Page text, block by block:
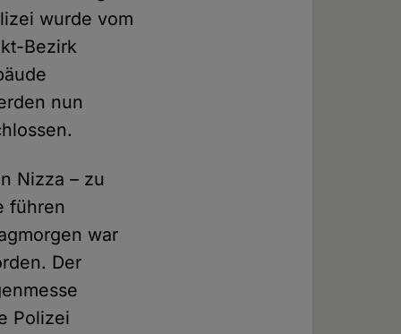
wurde vom
Bezirk
nun
Nizza – zu
führen
war
Der
Polizei